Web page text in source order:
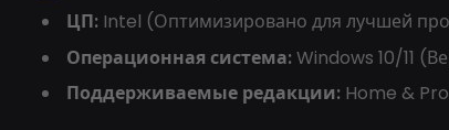
ЦП: Intel (Оптимизировано для лучшей
Операционная система: Windows 10/11
Поддерживаемые редакции: Home &